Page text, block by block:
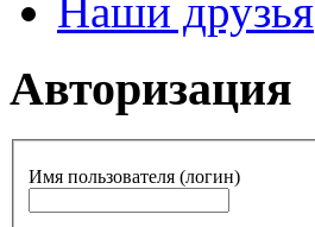
Наши друзья
Авторизация
Имя пользователя (логин)